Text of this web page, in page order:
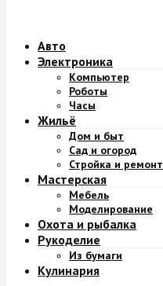
Авто
Электроника
Компьютер
Роботы
Часы
Жильё
Дом и быт
Сад и огород
Стройка и ремонт
Мастерская
Мебель
Моделирование
Охота и рыбалка
Рукоделие
Из бумаги
Кулинария